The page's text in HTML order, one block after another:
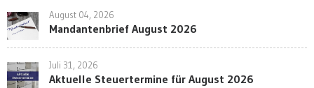
August 04, 2026
Mandantenbrief August 2026
Juli 31, 2026
Aktuelle Steuertermine für August 2026